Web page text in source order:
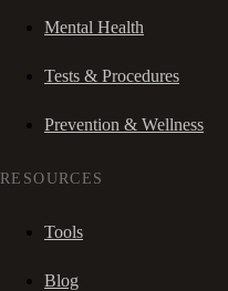
Mental Health
Tests & Procedures
Prevention & Wellness
RESOURCES
Tools
Blog